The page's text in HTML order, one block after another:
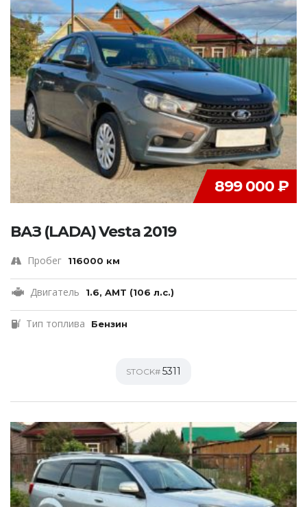
899 000 ₽
ВАЗ (LADA) Vesta 2019
Пробег 116000 км
Двигатель 1.6, AMT (106 л.с.)
Тип топлива Бензин
STOCK# 5311